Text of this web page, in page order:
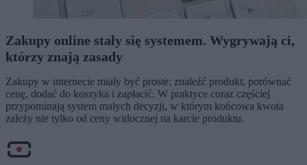
Zakupy online stały się systemem. Wygrywają ci,
którzy znają zasady
Zakupy w internecie miały być proste: znaleźć produkt, porównać
cenę, dodać do koszyka i zapłacić. W praktyce coraz częściej
przypominają system małych decyzji, w którym końcowa kwota
zależy nie tylko od ceny widocznej na karcie produktu.